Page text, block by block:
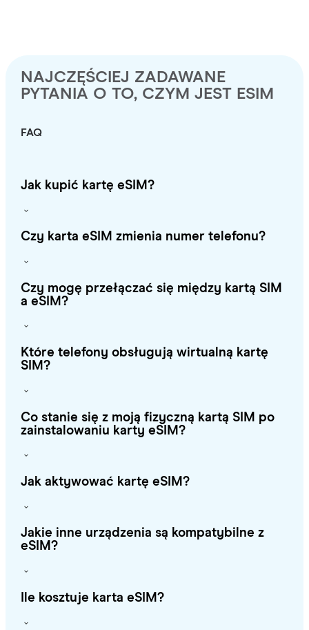
NAJCZĘŚCIEJ ZADAWANE
PYTANIA O TO, CZYM JEST ESIM
FAQ
Jak kupić kartę eSIM?
Czy karta eSIM zmienia numer telefonu?
Czy mogę przełączać się między kartą SIM
a eSIM?
Które telefony obsługują wirtualną kartę
SIM?
Co stanie się z moją fizyczną kartą SIM po
zainstalowaniu karty eSIM?
Jak aktywować kartę eSIM?
Jakie inne urządzenia są kompatybilne z
eSIM?
Ile kosztuje karta eSIM?